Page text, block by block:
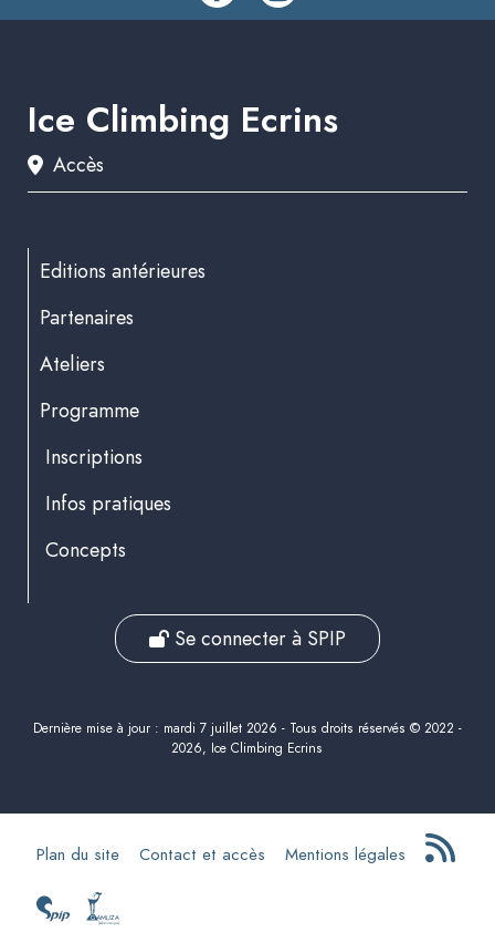
Ice Climbing Ecrins
Accès
Editions antérieures
Partenaires
Ateliers
Programme
Inscriptions
Infos pratiques
Concepts
Se connecter à SPIP
Dernière mise à jour : mardi 7 juillet 2026 - Tous droits réservés © 2022 -
2026, Ice Climbing Ecrins
Plan du site Contact et accès Mentions légales